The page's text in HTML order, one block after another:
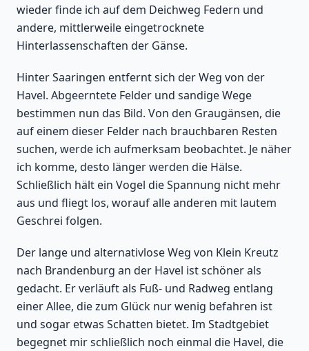
wieder finde ich auf dem Deichweg Federn und
andere, mittlerweile eingetrocknete
Hinterlassenschaften der Gänse.
Hinter Saaringen entfernt sich der Weg von der
Havel. Abgeerntete Felder und sandige Wege
bestimmen nun das Bild. Von den Graugänsen, die
auf einem dieser Felder nach brauchbaren Resten
suchen, werde ich aufmerksam beobachtet. Je näher
ich komme, desto länger werden die Hälse.
Schließlich hält ein Vogel die Spannung nicht mehr
aus und fliegt los, worauf alle anderen mit lautem
Geschrei folgen.
Der lange und alternativlose Weg von Klein Kreutz
nach Brandenburg an der Havel ist schöner als
gedacht. Er verläuft als Fuß- und Radweg entlang
einer Allee, die zum Glück nur wenig befahren ist
und sogar etwas Schatten bietet. Im Stadtgebiet
begegnet mir schließlich noch einmal die Havel, die